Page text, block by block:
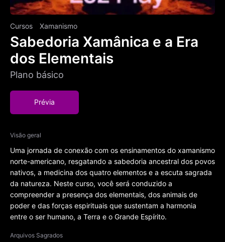
Cursos Xamanismo
Sabedoria Xamânica e a Era
dos Elementais
Plano básico
Prévia
Visão geral
Uma jornada de conexão com os ensinamentos do xamanismo
norte-americano, resgatando a sabedoria ancestral dos povos
nativos, a medicina dos quatro elementos e a escuta sagrada
da natureza. Neste curso, você será conduzido a
compreender a presença dos elementais, dos animais de
poder e das forças espirituais que sustentam a harmonia
entre o ser humano, a Terra e o Grande Espírito.
Arquivos Sagrados